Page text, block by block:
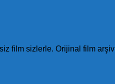
film sizlerle. Orijinal film